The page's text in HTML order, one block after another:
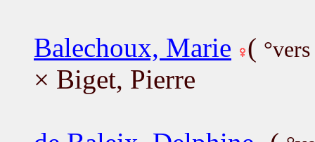
Balechoux, Marie (
× Biget, Pierre